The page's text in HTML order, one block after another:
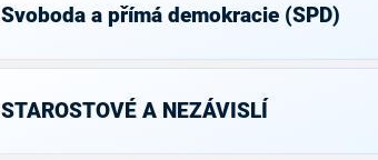
Svoboda a přímá demokracie (SPD)
STAROSTOVÉ A NEZÁVISLÍ